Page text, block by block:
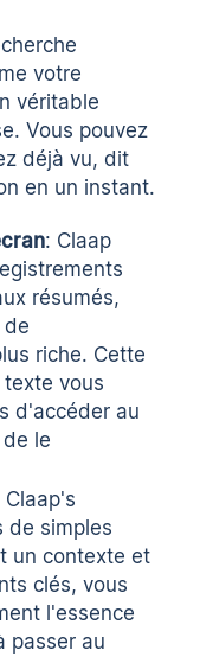
votre
véritable
Vous pouvez
déjà vu, dit
en un instant.
: Claap
résumés,
de
riche. Cette
vous
d'accéder au
le
Claap's
de simples
un contexte et
clés, vous
l'essence
passer au